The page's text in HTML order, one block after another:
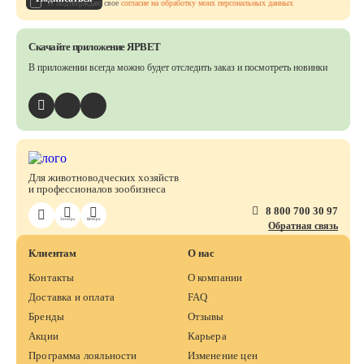
ЗооПро ВетПро
Для животноводческих хозяйств
и профессионалов зообизнеса
8 800 700 30 97
Обратная связь
Клиентам
Контакты
Доставка и оплата
Бренды
Акции
Программа лояльности
О нас
О компании
FAQ
Отзывы
Карьера
Изменение цен
Я подтверждаю свое согласие на обработку моих персональных данных
Скачайте приложение ЯРВЕТ
В приложении всегда можно будет отследить заказ и посмотреть новинки